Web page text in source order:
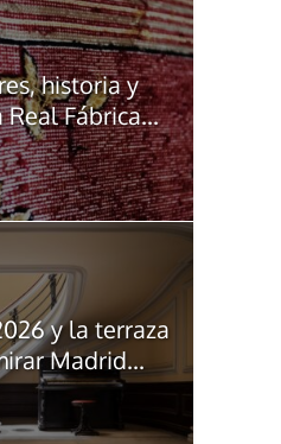
historia y
Fábrica...
y la terraza
Madrid...